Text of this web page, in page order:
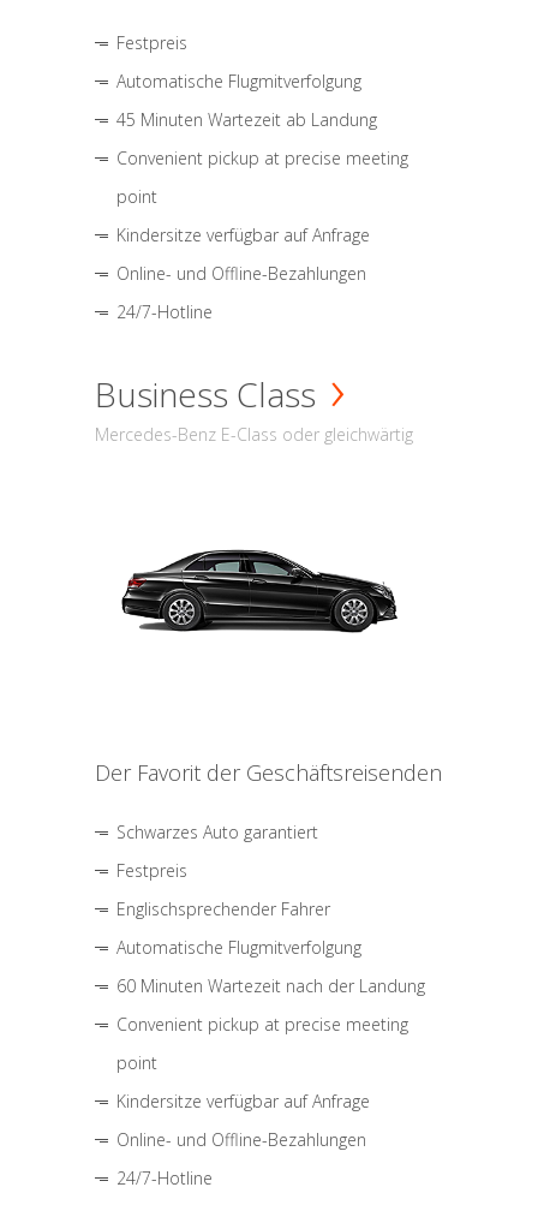
Festpreis
Automatische Flugmitverfolgung
45 Minuten Wartezeit ab Landung
Convenient pickup at precise meeting
point
Kindersitze verfügbar auf Anfrage
Online- und Offline-Bezahlungen
24/7-Hotline
Business Class
Mercedes-Benz E-Class oder gleichwärtig
Der Favorit der Geschäftsreisenden
Schwarzes Auto garantiert
Festpreis
Englischsprechender Fahrer
Automatische Flugmitverfolgung
60 Minuten Wartezeit nach der Landung
Convenient pickup at precise meeting
point
Kindersitze verfügbar auf Anfrage
Online- und Offline-Bezahlungen
24/7-Hotline